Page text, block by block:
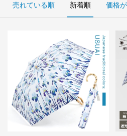
売れている順 新着順 価格